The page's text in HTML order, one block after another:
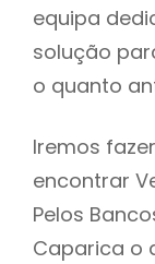
equipa
solução
o quanto
Iremos
encontrar
Pelos
Caparica o